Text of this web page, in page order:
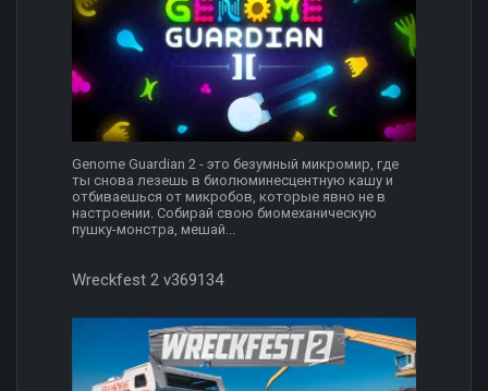
Genome Guardian 2 - это безумный микромир, где
ты снова лезешь в биолюминесцентную кашу и
отбиваешься от микробов, которые явно не в
настроении. Собирай свою биомеханическую
пушку-монстра, мешай...
Wreckfest 2 v369134